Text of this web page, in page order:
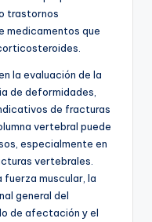
trastornos
medicamentos que
la evaluación de la
de deformidades,
de fracturas
vertebral puede
especialmente en
vertebrales.
fuerza muscular, la
general del
de afectación y el